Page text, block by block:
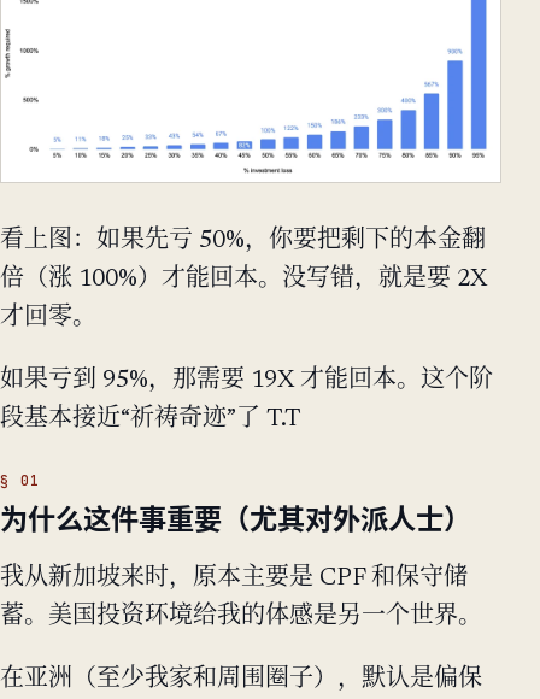
看上图：如果先亏 50%，你要把剩下的本金翻
倍（涨 100%）才能回本。没写错，就是要 2X
才回零。
如果亏到 95%，那需要 19X 才能回本。这个阶
段基本接近“祈祷奇迹”了 T.T
为什么这件事重要（尤其对外派人士）
我从新加坡来时，原本主要是 CPF 和保守储
蓄。美国投资环境给我的体感是另一个世界。
在亚洲（至少我家和周围圈子），默认是偏保